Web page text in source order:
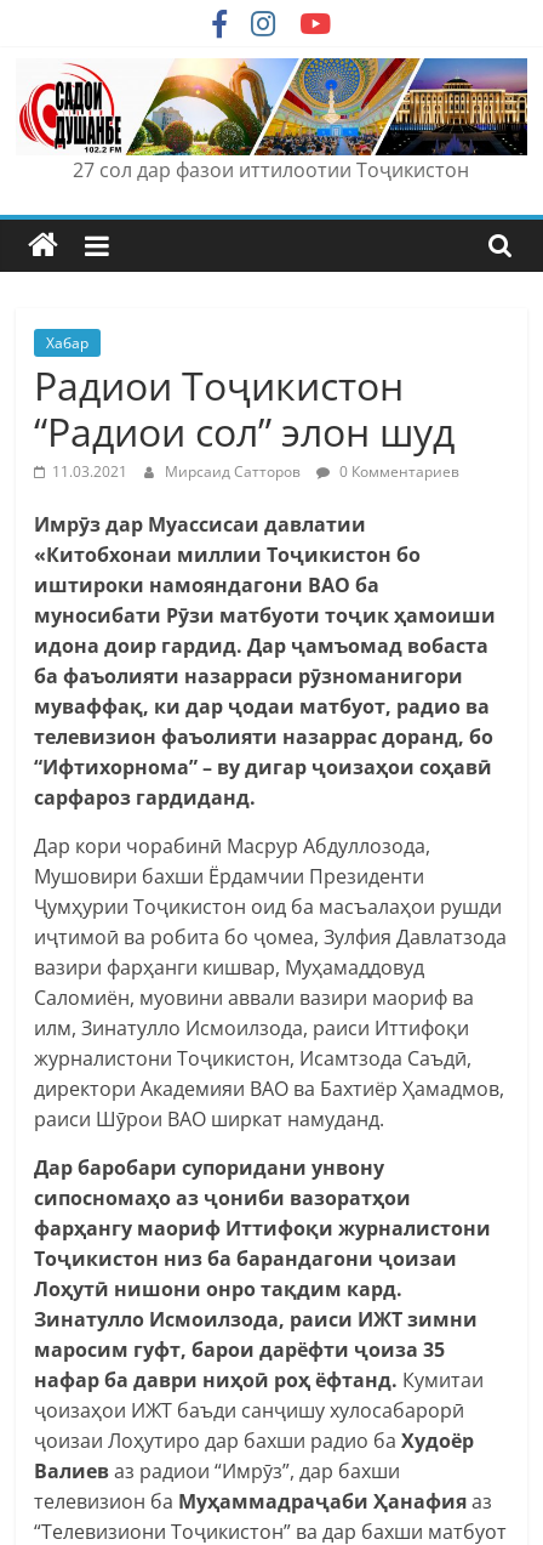
content
27 сол дар фазои иттилоотии Тоҷикистон
Хабар
Радиои Тоҷикистон
“Радиои сол” элон шуд
11.03.2021 Мирсаид Сатторов 0 Комментариев
Имрӯз дар Муассисаи давлатии
«Китобхонаи миллии Тоҷикистон бо
иштироки намояндагони ВАО ба
муносибати Рӯзи матбуоти тоҷик ҳамоиши
идона доир гардид.Дар ҷамъомад вобаста
ба фаъолияти назарраси рӯзноманигори
муваффақ, ки дар ҷодаи матбуот, радио ва
телевизион фаъолияти назаррасдоранд, бо
“Ифтихорнома” – вудигар ҷоизаҳои соҳавӣ
сарфароз гардиданд.
Дар кори чорабинӣ Масрур Абдуллозода,
Мушовири бахши Ёрдамчии Президенти
Ҷумҳурии Тоҷикистон оид ба масъалаҳои рушди
иҷтимоӣ ва робита бо ҷомеа, Зулфия Давлатзода
вазири фарҳанги кишвар, Муҳамаддовуд
Саломиён, муовини аввали вазири маориф ва
илм, Зинатулло Исмоилзода, раиси Иттифоқи
журналистони Тоҷикистон, Исамтзода Саъдӣ,
директори Академияи ВАО ва Бахтиёр Ҳамадмов,
раиси Шӯрои ВАО ширкат намуданд.
Дар баробари супоридани унвону
сипосномаҳо аз ҷониби вазоратҳои
фарҳангу маориф Иттифоқи журналистони
Тоҷикистон низ ба барандагони ҷоизаи
Лоҳутӣ нишони онро тақдим кард.
Зинатулло Исмоилзода, раиси ИЖТ зимни
маросим гуфт, барои дарёфти ҷоиза 35
нафар ба даври ниҳоӣ роҳёфтанд. Кумитаи
ҷоизаҳои ИЖТ баъди санҷишу хулосабарорӣ
ҷоизаи Лоҳутиро дар бахши радио баХудоёр
Валиеваз радиои “Имрӯз”, дар бахши
телевизион ба МуҳаммадраҷабиҲанафияаз
“Телевизиони Тоҷикистон” ва дар бахши матбуот